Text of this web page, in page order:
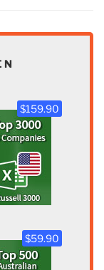
$159.90
$59.90